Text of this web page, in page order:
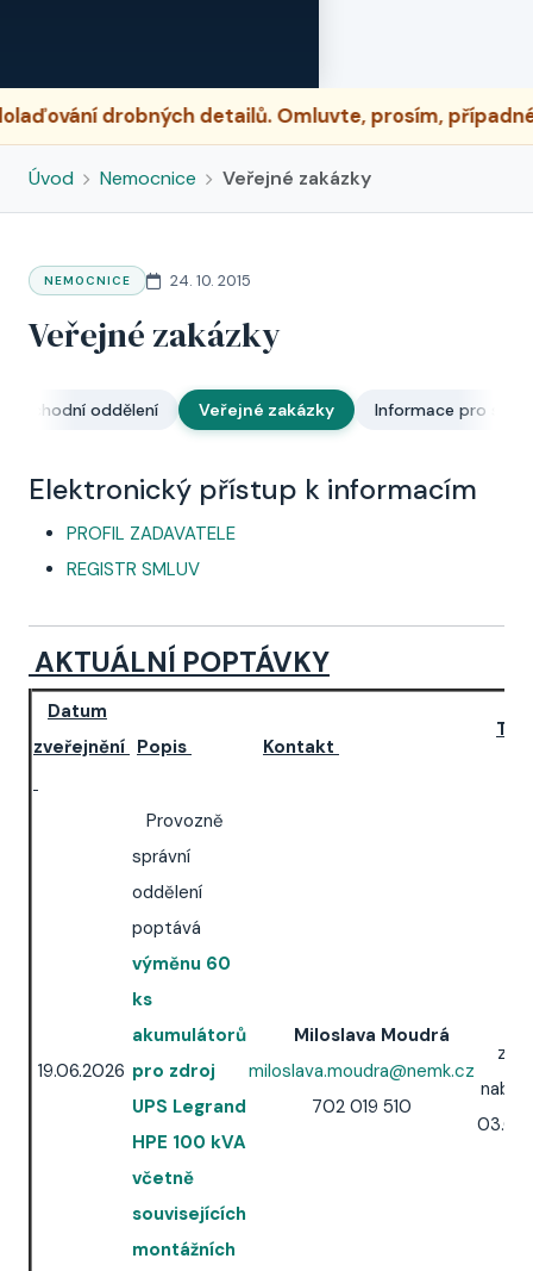
drobných detailů. Omluvte, prosím, případné
Úvod Nemocnice Veřejné zakázky
NEMOCNICE 24. 10. 2015
Veřejné zakázky
Obchodní oddělení Veřejné zakázky Informace pro
Elektronický přístup k informacím
PROFIL ZADAVATELE
REGISTR SMLUV
AKTUÁLNÍ POPTÁVKY
Datum
zveřejnění Popis Kontakt
19.06.2026
Provozně
správní
oddělení
poptává
výměnu 60
ks
akumulátorů
pro zdroj
UPS Legrand
HPE 100 kVA
včetně
souvisejících
montážních
Miloslava Moudrá
miloslava.moudra@nemk.cz
702 019 510